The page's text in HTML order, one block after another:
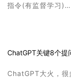
指令(有监督学习)…
ChatGPT关键8个提
ChatGPT大火，很